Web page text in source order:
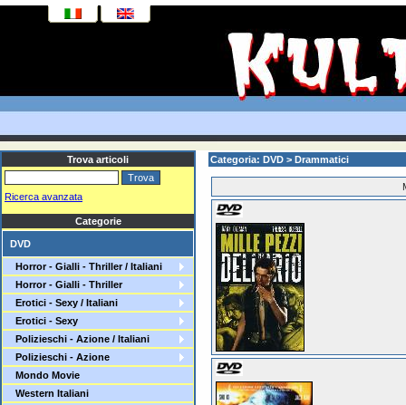
Trova articoli
Ricerca avanzata
Categorie
DVD
Horror - Gialli - Thriller / Italiani
Horror - Gialli - Thriller
Erotici - Sexy / Italiani
Erotici - Sexy
Polizieschi - Azione / Italiani
Polizieschi - Azione
Mondo Movie
Western Italiani
Categoria: DVD > Drammatici